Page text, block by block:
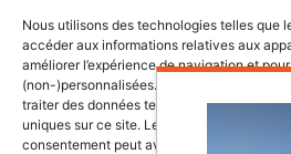
Nous utilisons des technologies telles que
accéder aux informations relatives aux
améliorer l’expérience de navigation et
(non-)personnalisées. Consentir à ces
traiter des données telles que le
uniques sur ce site. Le fait de ne pas
consentement peut avoir un effet négatif
nos côtes